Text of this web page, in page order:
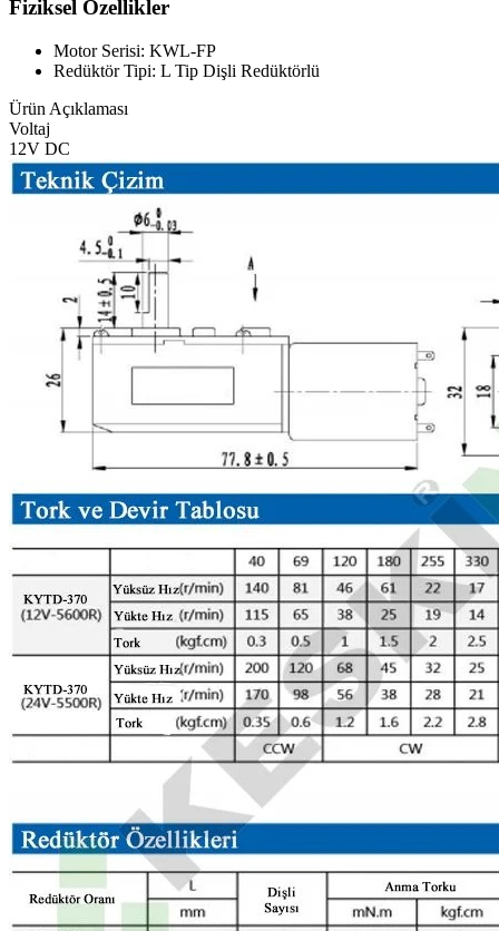
Fiziksel Özellikler
Motor Serisi: KWL-FP
Redüktör Tipi: L Tip Dişli Redüktörlü
Ürün Açıklaması
Voltaj
12V DC